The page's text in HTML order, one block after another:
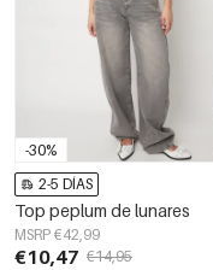
-30%
2-5 DÍAS
Top peplum de lunares
MSRP €42,99
€10,47 €14,95